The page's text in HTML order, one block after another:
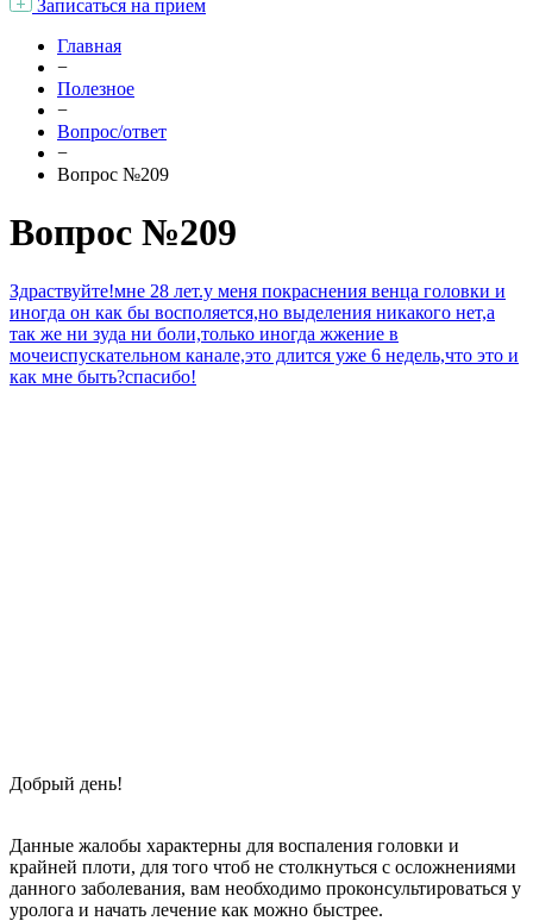
Записаться на прием
Главная
−
Полезное
−
Вопрос/ответ
−
Вопрос №209
Вопрос №209
Здраствуйте!мне 28 лет.у меня покраснения венца головки и
иногда он как бы восполяется,но выделения никакого нет,а
так же ни зуда ни боли,только иногда жжение в
мочеиспускательном канале,это длится уже 6 недель,что это и
как мне быть?спасибо!
Добрый день!
Данные жалобы характерны для воспаления головки и
крайней плоти, для того чтоб не столкнуться с осложнениями
данного заболевания, вам необходимо проконсультироваться у
уролога и начать лечение как можно быстрее.